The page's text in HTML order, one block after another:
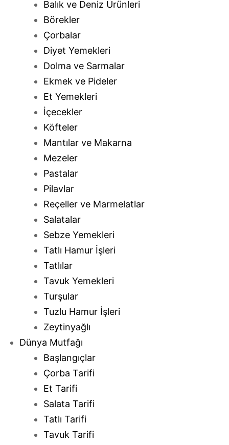
Balık ve Deniz Ürünleri
Börekler
Çorbalar
Diyet Yemekleri
Dolma ve Sarmalar
Ekmek ve Pideler
Et Yemekleri
İçecekler
Köfteler
Mantılar ve Makarna
Mezeler
Pastalar
Pilavlar
Reçeller ve Marmelatlar
Salatalar
Sebze Yemekleri
Tatlı Hamur İşleri
Tatlılar
Tavuk Yemekleri
Turşular
Tuzlu Hamur İşleri
Zeytinyağlı
Dünya Mutfağı
Başlangıçlar
Çorba Tarifi
Et Tarifi
Salata Tarifi
Tatlı Tarifi
Tavuk Tarifi